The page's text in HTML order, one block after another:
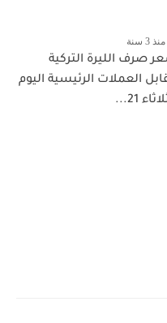
منذ 3 سنة
صرف الليرة التركية
العملات الرئيسية اليوم
21...